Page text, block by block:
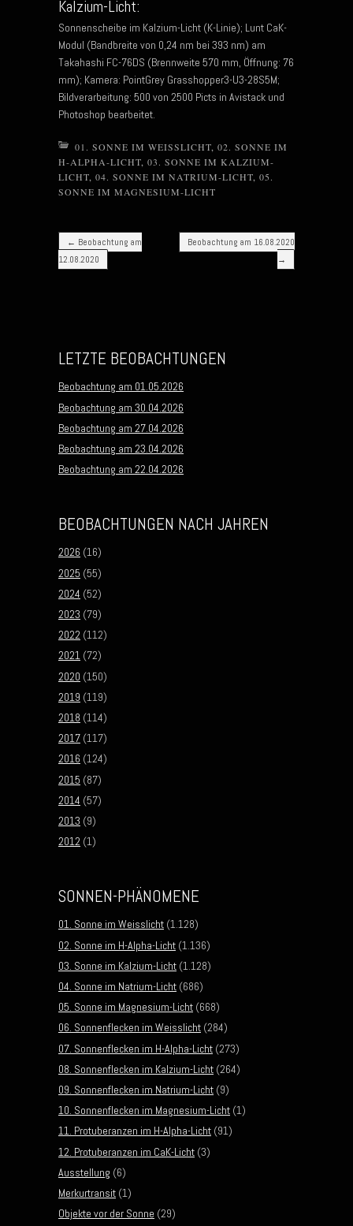
Kalzium-Licht:
Sonnenscheibe im Kalzium-Licht (K-Linie); Lunt CaK-
Modul (Bandbreite von 0,24 nm bei 393 nm) am
Takahashi FC-76DS (Brennweite 570 mm, Öffnung: 76
mm); Kamera: PointGrey Grasshopper3-U3-28S5M;
Bildverarbeitung: 500 von 2500 Picts in Avistack und
Photoshop bearbeitet.
01. SONNE IM WEISSLICHT 02. SONNE IM
H-ALPHA-LICHT 03. SONNE IM KALZIUM-
LICHT 04. SONNE IM NATRIUM-LICHT 05.
SONNE IM MAGNESIUM-LICHT
Post navigation
← Beobachtung am
12.08.2020
Beobachtung am 16.08.2020
→
LETZTE BEOBACHTUNGEN
Beobachtung am 01.05.2026
Beobachtung am 30.04.2026
Beobachtung am 27.04.2026
Beobachtung am 23.04.2026
Beobachtung am 22.04.2026
BEOBACHTUNGEN NACH JAHREN
2026 (16)
2025 (55)
2024 (52)
2023 (79)
2022 (112)
2021 (72)
2020 (150)
2019 (119)
2018 (114)
2017 (117)
2016 (124)
2015 (87)
2014 (57)
2013 (9)
2012 (1)
SONNEN-PHÄNOMENE
01. Sonne im Weisslicht (1.128)
02. Sonne im H-Alpha-Licht (1.136)
03. Sonne im Kalzium-Licht (1.128)
04. Sonne im Natrium-Licht (686)
05. Sonne im Magnesium-Licht (668)
06. Sonnenflecken im Weisslicht (284)
07. Sonnenflecken im H-Alpha-Licht (273)
08. Sonnenflecken im Kalzium-Licht (264)
09. Sonnenflecken im Natrium-Licht (9)
10. Sonnenflecken im Magnesium-Licht (1)
11. Protuberanzen im H-Alpha-Licht (91)
12. Protuberanzen im CaK-Licht (3)
Ausstellung (6)
Merkurtransit (1)
Objekte vor der Sonne (29)